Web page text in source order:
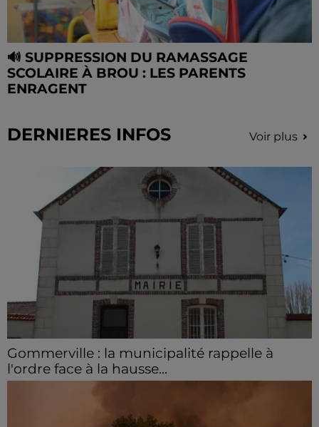
🔊 SUPPRESSION DU RAMASSAGE
SCOLAIRE À BROU : LES PARENTS
ENRAGENT
DERNIERES INFOS Voir plus
Gommerville : la municipalité rappelle à
l'ordre face à la hausse...
Incrustation de déchets, déjections sur les sites
hausse des incivilités, la mairie de Gommerville